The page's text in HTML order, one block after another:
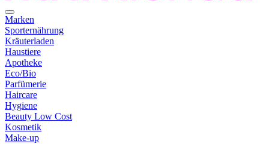
Marken
Sporternährung
Kräuterladen
Haustiere
Apotheke
Eco/Bio
Parfümerie
Haircare
Hygiene
Beauty Low Cost
Kosmetik
Make-up